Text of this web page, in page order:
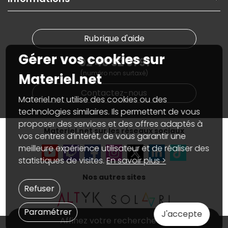
Affinez votre recherche
Informations
On rachète votre carte graphique
PC sur mesure : Votre RDV personnalisé
Materiel.net recrute
Notre programme d'affiliation
Partenariat & Sponsoring
Nos marques
Conditions générales de vente
Marketplace
Informations légales
Données personnellesetcookies
Gérer vos cookies
Accessibilité : non conforme
Rubrique d'aide
02 40 92 91 91
(numéro non surtaxé)
Contactez-nous
Materiel.net sur les réseaux sociaux
Nos autres sites
Gérer vos cookies sur
Materiel.net
Materiel.net utilise des cookies ou des
technologies similaires. Ils permettent de vous
proposer des services et des offres adaptés à
vos centres d’intérêt, de vous garantir une
meilleure expérience utilisateur et de réaliser des
statistiques de visites.En savoir plus >
J'accepte
Paramétrer
Refuser